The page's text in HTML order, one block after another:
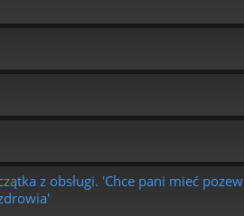
z obsługi. 'Chce pani mieć pozew